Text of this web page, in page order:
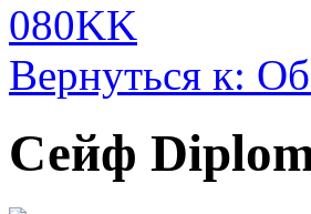
080KK
Вернуться к:
Сейф